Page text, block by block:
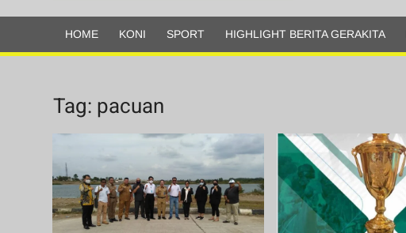
Olahraga
HOME KONI SPORT HIGHLIGHT BERITA GERAKITA
Tag: pacuan